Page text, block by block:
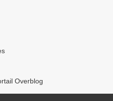
Overblog